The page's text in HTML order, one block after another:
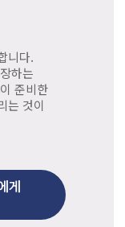
니다.
하는
준비한
는 것이
게